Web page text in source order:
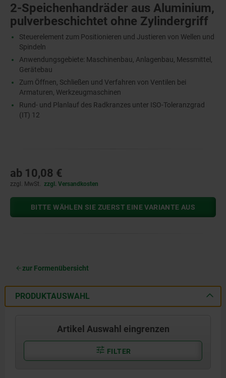
2-Speichenhandräder aus Aluminium,
pulverbeschichtet ohne Zylindergriff
Steuerelement zum Positionieren und Justieren von Wellen und
Spindeln
Anwendungsgebiete: Maschinenbau, Anlagenbau, Messmittel,
Gerätebau
Zum Öffnen, Schließen und Verfahren von Ventilen bei
Armaturen, Werkzeugmaschinen
Rund- und Planlauf des Radkranzes unter ISO-Toleranzgrad
(IT) 12
ab 10,08 €
zzgl. MwSt. zzgl. Versandkosten
BITTE WÄHLEN SIE ZUERST EINE VARIANTE AUS
zur Formenübersicht
PRODUKTAUSWAHL
Artikel Auswahl eingrenzen
FILTER